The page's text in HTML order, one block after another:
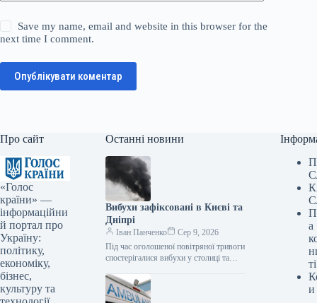
Save my name, email and website in this browser for the
next time I comment.
Опублікувати коментар
Про сайт
«Голос
країни» —
інформаційни
й портал про
Україну:
політику,
економіку,
бізнес,
культуру та
Останні новини
Вибухи зафіксовані в Києві та
Дніпрі
Іван Панченко
Сер 9, 2026
Під час оголошеної повітряної тривоги
спостерігалися вибухи у столиці та
підтверджують власні кореспонденти
Укрінформу. За даними…
а
ті
и